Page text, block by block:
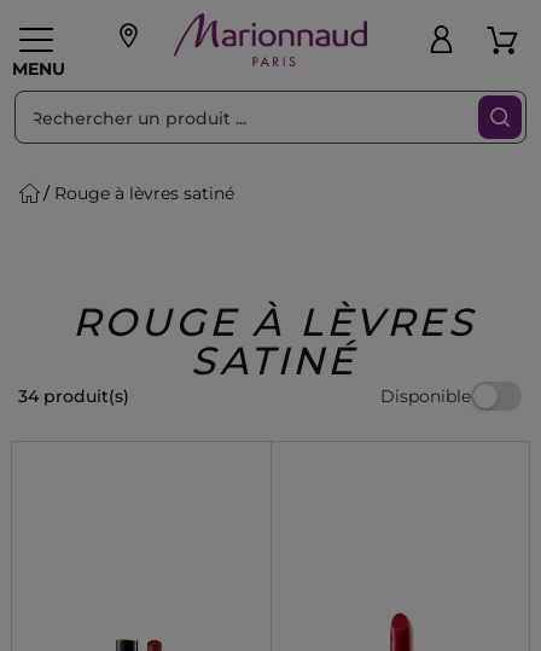
MENU
personnalisés SOINS
Beauty Hommes Accessoires
Rouge à lèvres satiné
ROUGE À LÈVRES
SATINÉ
34 produit(s) Disponible
Trier par Filtres